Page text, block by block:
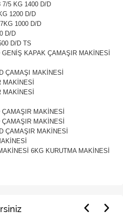
7/5 KG 1400 D/D
1200 D/D
1000 D/D
D/D
D/D TS
KAPAK ÇAMAŞIR MAKİNESİ
ÇAMAŞI MAKİNESİ
MAKİNESİ
MAKİNESİ
MAKİNESİ
MAKİNESİ
ÇAMAŞIR MAKİNESİ
6KG KURUTMA MAKİNESİ